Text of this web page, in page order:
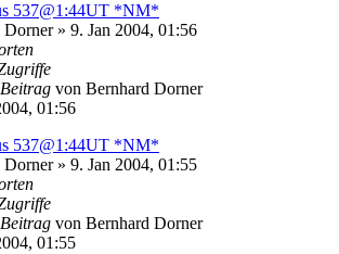
537@1:44UT *NM*
Dorner» 9. Jan 2004, 01:56
von Bernhard Dorner
01:56
537@1:44UT *NM*
Dorner» 9. Jan 2004, 01:55
von Bernhard Dorner
01:55